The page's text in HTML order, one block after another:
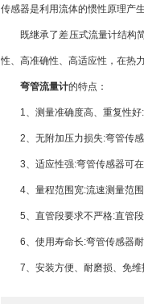
传感器是利用流体的惯性原理产
既继承了差压式流量计结构简
性、高准确性、高适应性，在热
弯管流量计的特点：
1、测量准确度高、重复性好:
2、无附加压力损失:弯管传感
3、适应性强:弯管传感器可在
4、量程范围宽:流速测量范围:
5、直管段要求不严格:直管段
6、使用寿命长:弯管传感器耐
7、安装方便、耐磨损、免维